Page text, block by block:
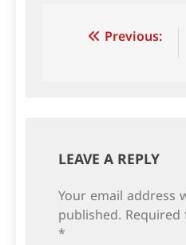
Post Previous:
LEAVE A REPLY
Your email address
published. Required
*